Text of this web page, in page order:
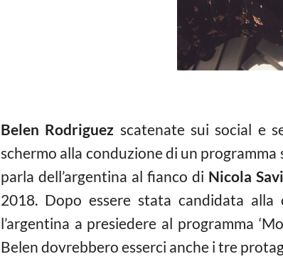
Belen Rodriguez scatenate sui social e
schermo alla conduzione di un programma
parla dell’argentina al fianco di Nicola
2018. Dopo essere stata candidata
l’argentina a presiedere al programma
Belen dovrebbero esserci anche i tre